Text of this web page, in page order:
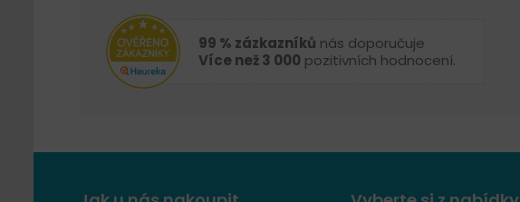
99 % zázkazníků nás doporučuje
Více než 3 000 pozitivních hodnocení.